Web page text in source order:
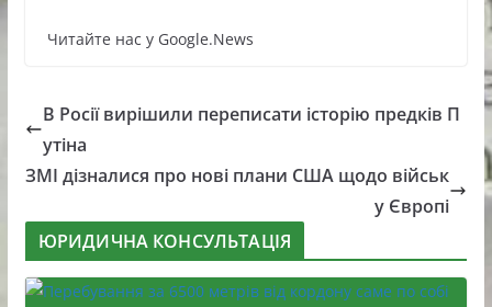
Читайте нас у Google.News
В Росії вирішили переписати історію предків П
утіна
ЗМІ дізналися про нові плани США щодо військ
у Європі
ЮРИДИЧНА КОНСУЛЬТАЦІЯ